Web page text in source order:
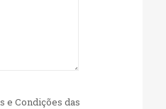
e Condições das